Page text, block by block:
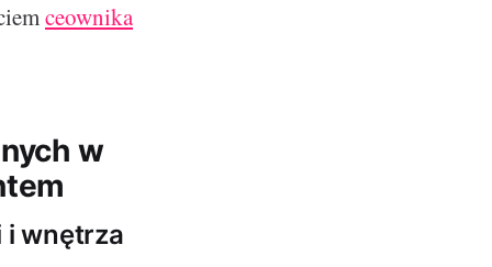
ceownika
w
i wnętrza